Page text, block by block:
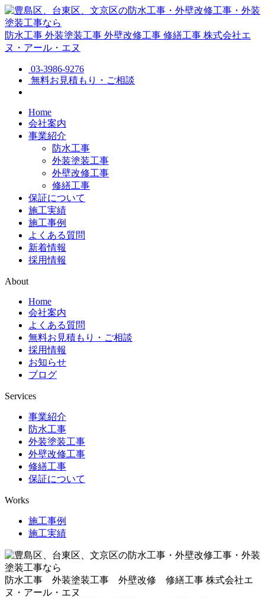
防水工事 外装塗装工事 外壁改修工事 修繕工事 株式会社エ
ヌ・アール・エヌ
03-3986-9276
無料お見積もり・ご相談
Home
会社案内
事業紹介
防水工事
外装塗装工事
外壁改修工事
修繕工事
保証について
施工実績
施工事例
よくある質問
新着情報
採用情報
About
Home
会社案内
よくある質問
無料お見積もり・ご相談
採用情報
お知らせ
ブログ
Services
事業紹介
防水工事
外装塗装工事
外壁改修工事
修繕工事
保証について
Works
施工事例
施工実績
防水工事 外装塗装工事 外壁改修 修繕工事 株式会社エ
ヌ・アール・エヌ